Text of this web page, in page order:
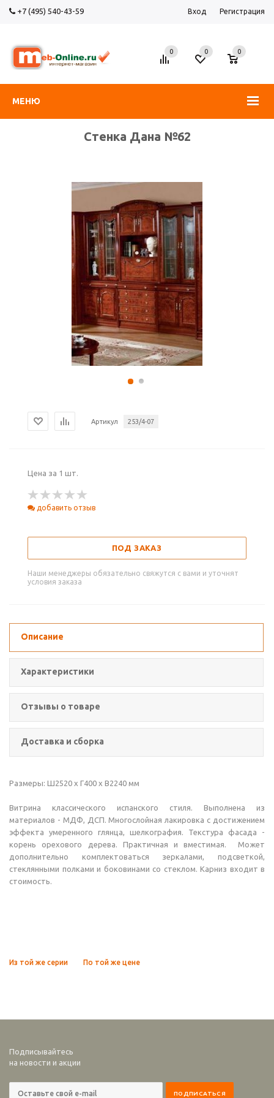
+7 (495) 540-43-59 Вход Регистрация
МЕНЮ
0 0
0
Стенка Дана №62
Артикул 253/4-07
Цена за 1 шт.
добавить отзыв
ПОД ЗАКАЗ
Наши менеджеры обязательно свяжутся с вами и уточнят
условия заказа
Описание
Характеристики
Отзывы о товаре
Доставка и сборка
Размеры: Ш2520 х Г400 х В2240 мм
Витрина классического испанского стиля. Выполнена из
материалов - МДФ, ДСП. Многослойная лакировка с достижением
эффекта умеренного глянца, шелкография. Текстура фасада -
корень орехового дерева. Практичная и вместимая. Может
дополнительно комплектоваться зеркалами, подсветкой,
стеклянными полками и боковинами со стеклом. Карниз входит в
стоимость.
Из той же серии По той же цене
Подписывайтесь
на новости и акции